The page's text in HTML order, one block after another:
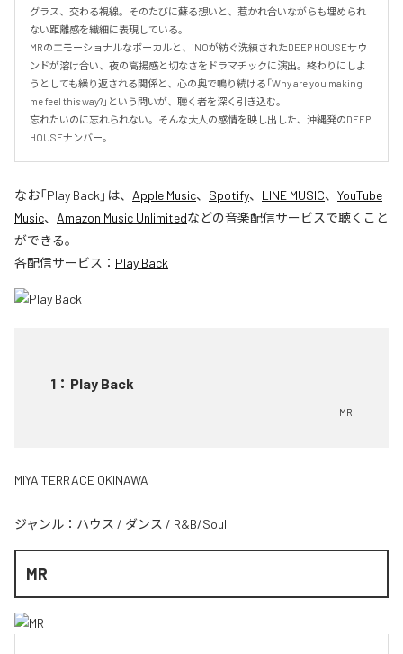
グラス、交わる視線。そのたびに蘇る想いと、惹かれ合いながらも埋められ
ない距離感を繊細に表現している。
MRのエモーショナルなボーカルと、iNOが紡ぐ洗練されたDEEP HOUSEサウ
ンドが溶け合い、夜の高揚感と切なさをドラマチックに演出。終わりにしよ
うとしても繰り返される関係と、心の奥で鳴り続ける「Why are you making
me feel this way?」という問いが、聴く者を深く引き込む。
忘れたいのに忘れられない。そんな大人の感情を映し出した、沖縄発のDEEP
HOUSEナンバー。
なお「Play Back 」は、 Apple Music、 Spotify、 LINE MUSIC、 YouTube
Music、 Amazon Music Unlimitedなどの音楽配信サービスで聴くこと
ができる。
各配信サービス： Play Back
1 ： Play Back
MR
MIYA TERRACE OKINAWA
ジャンル： ハウス / ダンス / R&B/Soul
MR